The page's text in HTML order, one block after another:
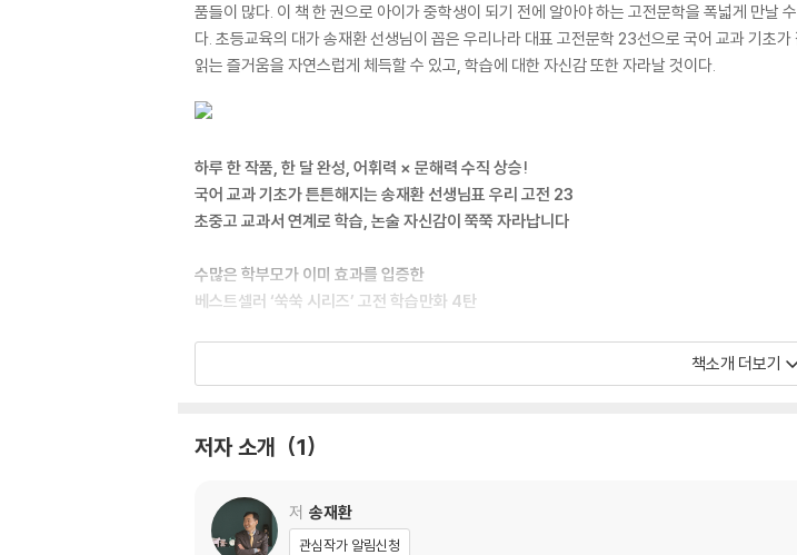
품들이 많다. 이 책 한 권으로 아이가 중학생이 되기 전에 알아야 하는 고전문학을 폭넓게 만날
다. 초등교육의 대가 송재환 선생님이 꼽은 우리나라 대표 고전문학 23선으로 국어 교과 기초
읽는 즐거움을 자연스럽게 체득할 수 있고, 학습에 대한 자신감 또한 자라날 것이다.
하루 한 작품, 한 달 완성, 어휘력 × 문해력 수직 상승!
국어 교과 기초가 튼튼해지는 송재환 선생님표 우리 고전 23
초중고 교과서 연계로 학습, 논술 자신감이 쭉쭉 자라납니다
수많은 학부모가 이미 효과를 입증한
베스트셀러 ‘쑥쑥 시리즈’ 고전 학습만화 4탄
초중고 교과서 및 수능 연계 필수 고전문학 23선
초등학생을 위한 고전 학습만화 베스트셀러 ‘쑥쑥 시리즈’ 4탄, 『독서 쑥쑥 논술 쑥쑥 초등 고전
선조의 통찰과 지혜가 담긴 작품들로, 세대가 거듭되면서 오랜 세월 동안 수많은 이들에게 공
또한, 초중고 국어 교과 학습을 위해서도 필수 고전문학과 좀 더 가까워질 필요가 있습니다. 초
이때 미리 고전문학을 접하고 읽었던 아이들은 좀 더 쉽게 작품을 받아들이고 잘 이해할 수 있
책소개 더보기
저자 소개 1
저 송재환
관심작가 알림신청